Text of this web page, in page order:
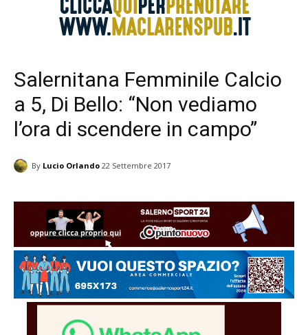
Salernitana Femminile Calcio
a 5, Di Bello: “Non vediamo
l’ora di scendere in campo”
By Lucio Orlando 22 Settembre 2017